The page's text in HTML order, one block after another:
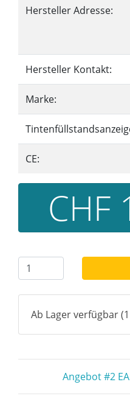
Hersteller Adresse:
Hersteller Kontakt:
Marke:
CE:
CHF
Ab Lager verfügbar
Angebot #2